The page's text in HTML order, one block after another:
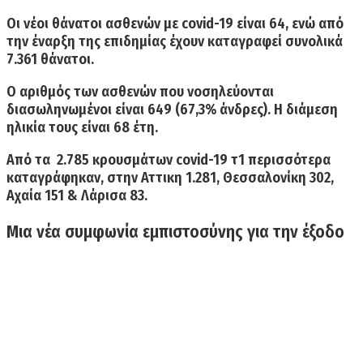
Οινέοι θάνατοι ασθενών με covid-19 είναι 64, ενώ από
την έναρξη της επιδημίας έχουν καταγραφεί συνολικά
7.361 θάνατοι.
Ο αριθμός των ασθενών που νοσηλεύονται
διασωληνωμένοι είναι 649 (67,3% άνδρες). Η διάμεση
ηλικία τους είναι 68 έτη.
Από τα 2.785 κρουσμάτων covid-19 τ1 περισσότερα
καταγράφηκαν, στην Αττικη 1.281, Θεσσαλονίκη 302,
Αχαία 151 & Λάρισα 83.
Μια νέα συμφωνία εμπιστοσύνης για την έξοδο